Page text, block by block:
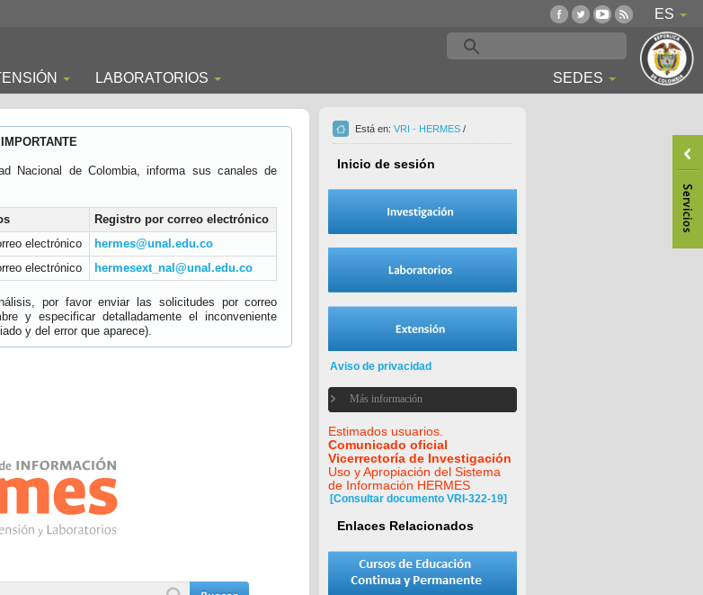
ES
LABORATORIOS SEDES
Nacional de Colombia, informa sus canales de
Registro por correo electrónico
electrónico
hermes@unal.edu.co
electrónico hermesext_nal@unal.edu.co
por favor enviar las solicitudes por correo
y especificar detalladamente el inconveniente
y del error que aparece).
Está en: VRI - HERMES /
Inicio de sesión
Aviso de privacidad
Más información
Estimados usuarios.
Comunicado oficial
Vicerrectoría de Investigación
Uso y Apropiación del Sistema
de Información HERMES
[Consultar documento VRI-322-19]
Enlaces Relacionados